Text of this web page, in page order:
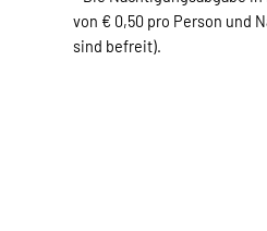
von € 0,50 pro Person und
sind befreit).